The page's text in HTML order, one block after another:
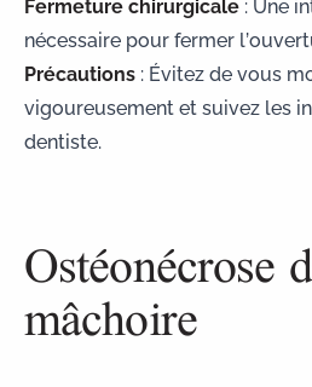
nécessaire pour fermer
Précautions : Évitez de vous
vigoureusement et suivez les
dentiste.
Ostéonécrose
mâchoire